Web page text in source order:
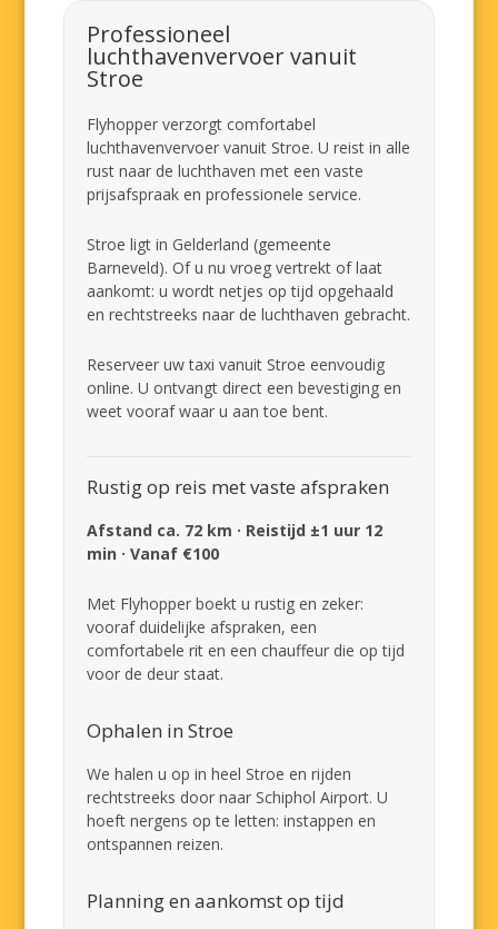
Professioneel
luchthavenvervoer vanuit
Stroe
Flyhopper verzorgt comfortabel
luchthavenvervoer vanuit Stroe. U reist in alle
rust naar de luchthaven met een vaste
prijsafspraak en professionele service.
Stroe ligt in Gelderland (gemeente
Barneveld). Of u nu vroeg vertrekt of laat
aankomt: u wordt netjes op tijd opgehaald
en rechtstreeks naar de luchthaven gebracht.
Reserveer uw taxi vanuit Stroe eenvoudig
online. U ontvangt direct een bevestiging en
weet vooraf waar u aan toe bent.
Rustig op reis met vaste afspraken
Afstand ca. 72 km · Reistijd ±1 uur 12
min · Vanaf €100
Met Flyhopper boekt u rustig en zeker:
vooraf duidelijke afspraken, een
comfortabele rit en een chauffeur die op tijd
voor de deur staat.
Ophalen in Stroe
We halen u op in heel Stroe en rijden
rechtstreeks door naar Schiphol Airport. U
hoeft nergens op te letten: instappen en
ontspannen reizen.
Planning en aankomst op tijd